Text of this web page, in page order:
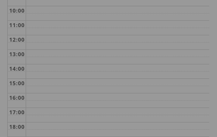
10:00
11:00
12:00
13:00
14:00
15:00
16:00
17:00
18:00